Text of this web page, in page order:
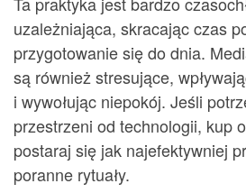
uzależniająca, skracając czas
przygotowanie się do dnia.
są również stresujące,
i wywołując niepokój. Jeśli
przestrzeni od technologii, kup
postaraj się jak najefektywniej
poranne rytuały.